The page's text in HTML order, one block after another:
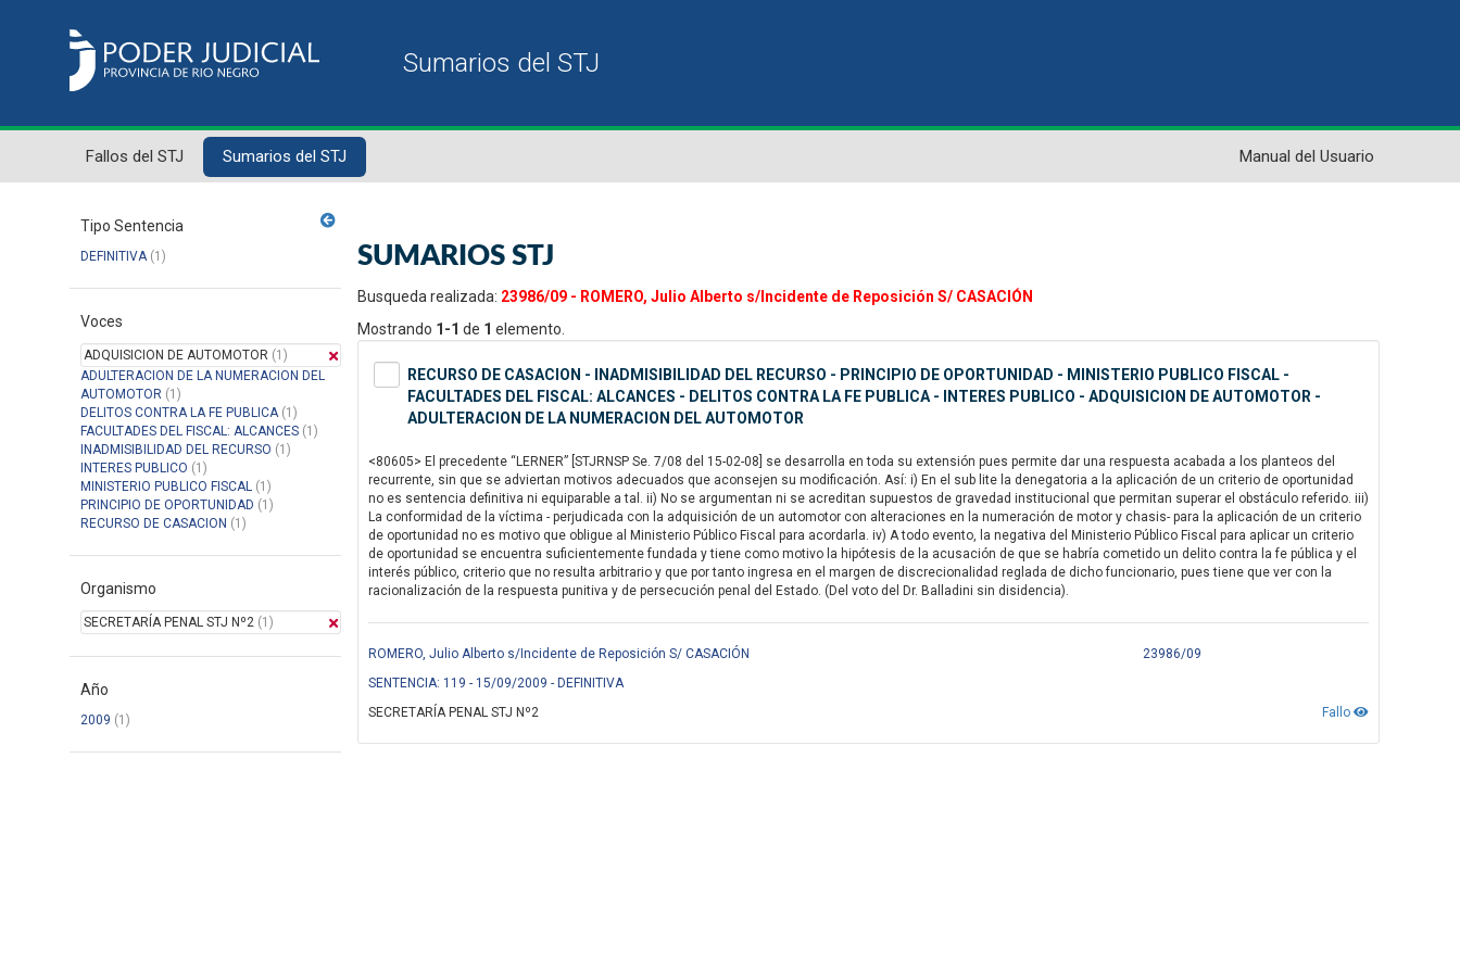
Fallos del STJ Sumarios del STJ Manual del Usuario
Tipo Sentencia
DEFINITIVA(1)
Voces
ADQUISICION DE AUTOMOTOR (1)
ADULTERACION DE LA NUMERACION DEL
AUTOMOTOR (1)
DELITOS CONTRA LA FE PUBLICA(1)
FACULTADES DEL FISCAL: ALCANCES (1)
INADMISIBILIDAD DEL RECURSO (1)
INTERES PUBLICO (1)
MINISTERIO PUBLICO FISCAL (1)
PRINCIPIO DE OPORTUNIDAD (1)
RECURSO DE CASACION (1)
Organismo
SECRETARÍA PENAL STJ Nº2 (1)
Año
2009 (1)
SUMARIOS STJ
Busqueda realizada: 23986/09 - ROMERO, Julio Alberto s/Incidente de Reposición S/ CASACIÓN
Mostrando 1-1 de 1 elemento.
RECURSO DE CASACION - INADMISIBILIDAD DEL RECURSO - PRINCIPIO DE OPORTUNIDAD - MINISTERIO PUBLICO FISCAL -
FACULTADES DEL FISCAL: ALCANCES - DELITOS CONTRA LA FE PUBLICA - INTERES PUBLICO - ADQUISICION DE AUTOMOTOR -
ADULTERACION DE LA NUMERACION DEL AUTOMOTOR
<80605> El precedente “LERNER” [STJRNSP Se. 7/08 del 15-02-08] se desarrolla en toda su extensión pues permite dar una respuesta acabada a los planteos del
recurrente, sin que se adviertan motivos adecuados que aconsejen su modificación. Así: i) En el sub lite la denegatoria a la aplicación de un criterio de oportunidad
no es sentencia definitiva ni equiparable a tal. ii) No se argumentan ni se acreditan supuestos de gravedad institucional que permitan superar el obstáculo referido. iii)
La conformidad de la víctima - perjudicada con la adquisición de un automotor con alteraciones en la numeración de motor y chasis- para la aplicación de un criterio
de oportunidad no es motivo que obligue al Ministerio Público Fiscal para acordarla. iv) A todo evento, la negativa del Ministerio Público Fiscal para aplicar un criterio
de oportunidad se encuentra suficientemente fundada y tiene como motivo la hipótesis de la acusación de que se habría cometido un delito contra la fe pública y el
interés público, criterio que no resulta arbitrario y que por tanto ingresa en el margen de discrecionalidad reglada de dicho funcionario, pues tiene que ver con la
racionalización de la respuesta punitiva y de persecución penal del Estado. (Del voto del Dr. Balladini sin disidencia).
ROMERO, Julio Alberto s/Incidente de Reposición S/ CASACIÓN
23986/09
SENTENCIA: 119 - 15/09/2009 - DEFINITIVA
Fallo
SECRETARÍA PENAL STJ Nº2